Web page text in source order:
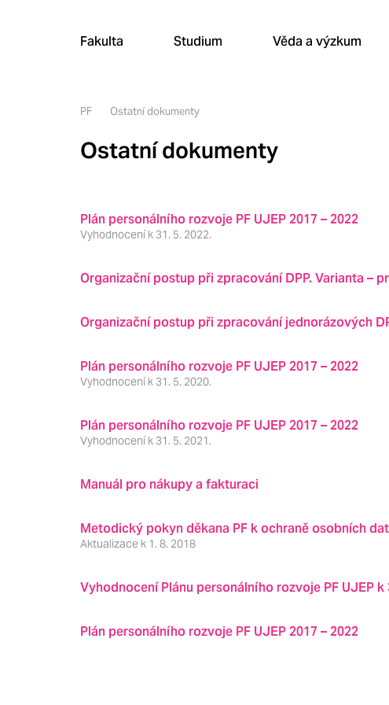
Fakulta Studium Věda a výzkum
PF Ostatní dokumenty
Ostatní dokumenty
Plán personálního rozvoje PF UJEP 2017 – 2022
Vyhodnocení k 31. 5. 2022.
Organizační postup při zpracování DPP. Varianta –
Organizační postup při zpracování jednorázových
Plán personálního rozvoje PF UJEP 2017 – 2022
Vyhodnocení k 31. 5. 2020.
Plán personálního rozvoje PF UJEP 2017 – 2022
Vyhodnocení k 31. 5. 2021.
Manuál pro nákupy a fakturaci
Metodický pokyn děkana PF k ochraně osobních
Aktualizace k 1. 8. 2018
Vyhodnocení Plánu personálního rozvoje PF UJEP k
Plán personálního rozvoje PF UJEP 2017 – 2022